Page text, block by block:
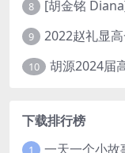
8
9
10
下载排行榜
1